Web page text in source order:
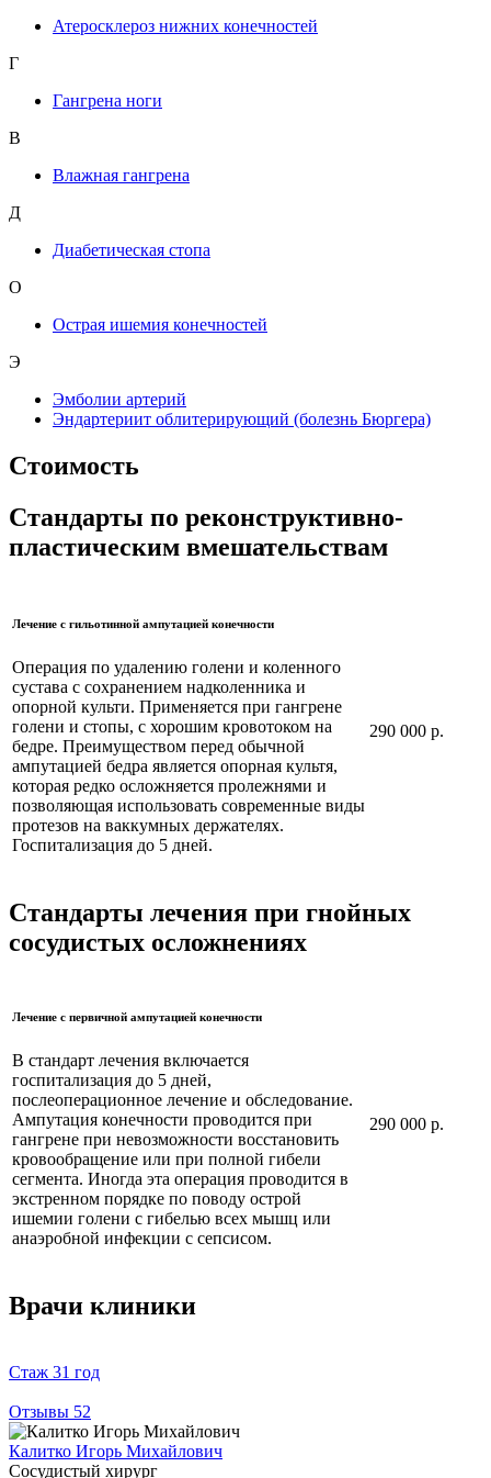
Атеросклероз нижних конечностей
Г
Гангрена ноги
В
Влажная гангрена
Д
Диабетическая стопа
О
Острая ишемия конечностей
Э
Эмболии артерий
Эндартериит облитерирующий (болезнь Бюргера)
Стоимость
Стандарты по реконструктивно-
пластическим вмешательствам
Лечение с гильотинной ампутацией конечности
Операция по удалению голени и коленного
сустава с сохранением надколенника и
опорной культи. Применяется при гангрене
голени и стопы, с хорошим кровотоком на
бедре. Преимуществом перед обычной
ампутацией бедра является опорная культя,
которая редко осложняется пролежнями и
позволяющая использовать современные виды
протезов на ваккумных держателях.
Госпитализация до 5 дней.
290 000 р.
Стандарты лечения при гнойных
сосудистых осложнениях
Лечение с первичной ампутацией конечности
В стандарт лечения включается
госпитализация до 5 дней,
послеоперационное лечение и обследование.
Ампутация конечности проводится при
гангрене при невозможности восстановить
кровообращение или при полной гибели
сегмента. Иногда эта операция проводится в
экстренном порядке по поводу острой
ишемии голени с гибелью всех мышц или
анаэробной инфекции с сепсисом.
290 000 р.
Врачи клиники
Стаж 31 год
Отзывы 52
Калитко Игорь Михайлович
Сосудистый хирург